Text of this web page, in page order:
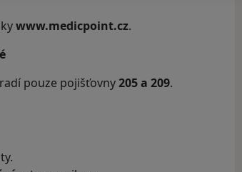
www.medicpoint.cz.
pouze pojišťovny205 a 209.